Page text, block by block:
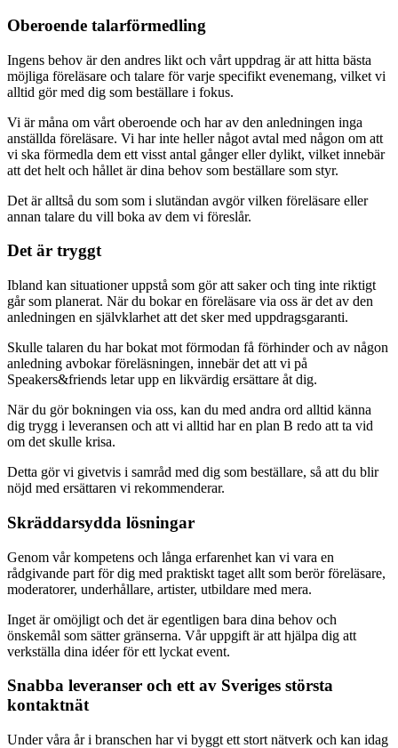
Oberoende talarförmedling
Ingens behov är den andres likt och vårt uppdrag är att hitta bästa
möjliga föreläsare och talare för varje specifikt evenemang, vilket vi
alltid gör med dig som beställare i fokus.
Vi är måna om vårt oberoende och har av den anledningen inga
anställda föreläsare. Vi har inte heller något avtal med någon om att
vi ska förmedla dem ett visst antal gånger eller dylikt, vilket innebär
att det helt och hållet är dina behov som beställare som styr.
Det är alltså du som som i slutändan avgör vilken föreläsare eller
annan talare du vill boka av dem vi föreslår.
Det är tryggt
Ibland kan situationer uppstå som gör att saker och ting inte riktigt
går som planerat. När du bokar en föreläsare via oss är det av den
anledningen en självklarhet att det sker med uppdragsgaranti.
Skulle talaren du har bokat mot förmodan få förhinder och av någon
anledning avbokar föreläsningen, innebär det att vi på
Speakers&friends letar upp en likvärdig ersättare åt dig.
När du gör bokningen via oss, kan du med andra ord alltid känna
dig trygg i leveransen och att vi alltid har en plan B redo att ta vid
om det skulle krisa.
Detta gör vi givetvis i samråd med dig som beställare, så att du blir
nöjd med ersättaren vi rekommenderar.
Skräddarsydda lösningar
Genom vår kompetens och långa erfarenhet kan vi vara en
rådgivande part för dig med praktiskt taget allt som berör föreläsare,
moderatorer, underhållare, artister, utbildare med mera.
Inget är omöjligt och det är egentligen bara dina behov och
önskemål som sätter gränserna. Vår uppgift är att hjälpa dig att
verkställa dina idéer för ett lyckat event.
Snabba leveranser och ett av Sveriges största
kontaktnät
Under våra år i branschen har vi byggt ett stort nätverk och kan idag